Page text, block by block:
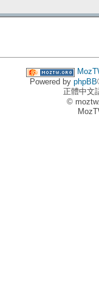
Powered by phpBB
正體中文
©